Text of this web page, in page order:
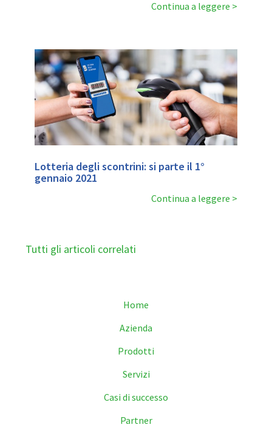
Continua a leggere
Lotteria degli scontrini: si parte il 1°
gennaio 2021
Continua a leggere
Tutti gli articoli correlati
Home
Azienda
Prodotti
Servizi
Casi di successo
Partner